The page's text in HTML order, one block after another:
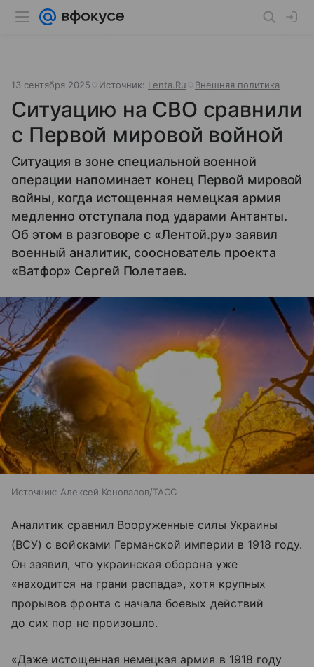
13 сентября 2025 Источник: Lenta.Ru Внешняя политика
Ситуацию на СВО сравнили
с Первой мировой войной
Ситуация в зоне специальной военной
операции напоминает конец Первой мировой
войны, когда истощенная немецкая армия
медленно отступала под ударами Антанты.
Об этом в разговоре с «Лентой.ру» заявил
военный аналитик, сооснователь проекта
«Ватфор» Сергей Полетаев.
Источник: Алексей Коновалов/ТАСС
Аналитик сравнил Вооруженные силы Украины
(ВСУ) с войсками Германской империи в 1918 году.
Он заявил, что украинская оборона уже
«находится на грани распада», хотя крупных
прорывов фронта с начала боевых действий
до сих пор не произошло.
«Даже истощенная немецкая армия в 1918 году